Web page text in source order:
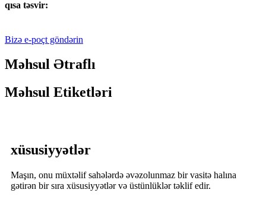
qısa təsvir:
Bizə e-poçt göndərin
Məhsul Ətraflı
Məhsul Etiketləri
xüsusiyyətlər
Maşın, onu müxtəlif sahələrdə əvəzolunmaz bir vasitə halına
gətirən bir sıra xüsusiyyətlər və üstünlüklər təklif edir.